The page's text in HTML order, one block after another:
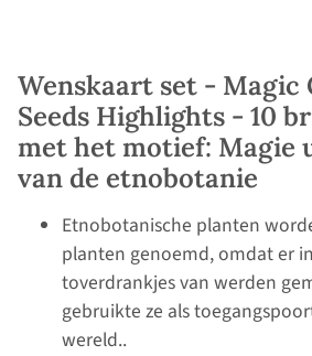
Wenskaart set - Magic
Seeds Highlights - 10
met het motief: Magie
van de etnobotanie
Etnobotanische planten
planten genoemd, omdat er
toverdrankjes van werden
gebruikte ze als
wereld..